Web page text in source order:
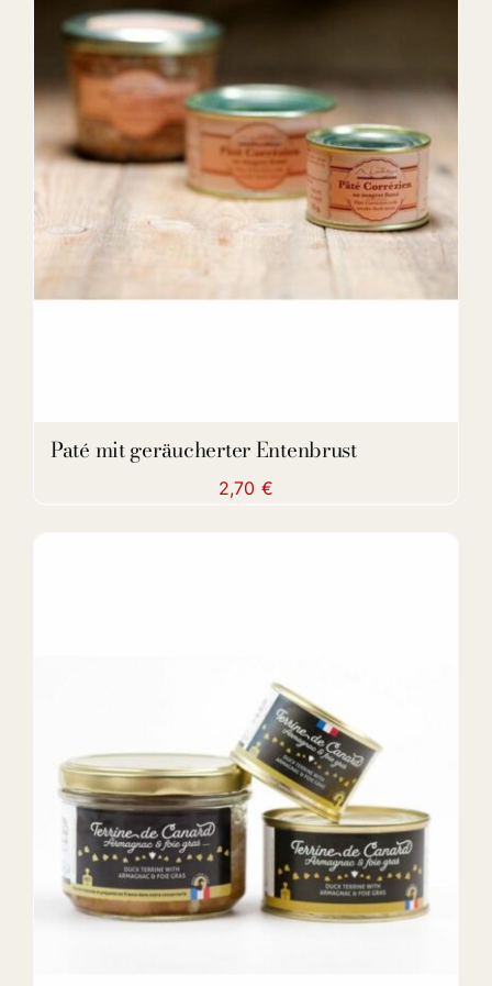
DETAILS
Paté mit geräucherter Entenbrust
2,70 €
DETAILS